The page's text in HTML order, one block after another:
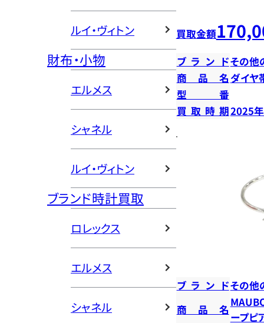
ルイ・ヴィトン
財布・小物
エルメス
シャネル
ルイ・ヴィトン
ブランド時計買取
ロレックス
エルメス
シャネル
買取金額
ブランドその他
商品名ダイヤ
型番
買取時期2025
ブランドその他
商品名
ープピ